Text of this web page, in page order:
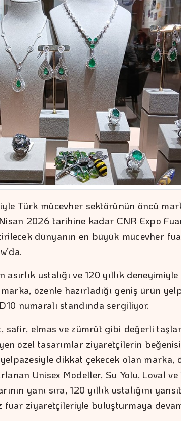
Türk mücevher sektörünün öncü
2026 tarihine kadar CNR Expo
dünyanın en büyük mücevher
ustalığı ve 120 yıllık deneyimiyle
özenle hazırladığı geniş ürün
numaralı standında sergiliyor.
safir, elmas ve zümrüt gibi değerli
özel tasarımlar ziyaretçilerin
dikkat çekecek olan marka,
Unisex Modeller, Su Yolu, Loval
yanı sıra, 120 yıllık ustalığını
fuar ziyaretçileriyle buluşturmaya